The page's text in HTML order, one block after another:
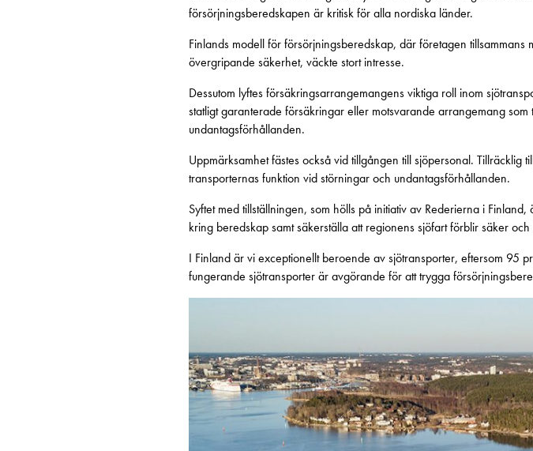
försörjningsberedskapen är kritisk för alla nordiska länder.
Finlands modell för försörjningsberedskap, där företagen
övergripande säkerhet, väckte stort intresse.
Dessutom lyftes försäkringsarrangemangens viktiga roll inom
statligt garanterade försäkringar eller motsvarande arrangemang
undantagsförhållanden.
Uppmärksamhet fästes också vid tillgången till sjöpersonal.
transporternas funktion vid störningar och undantagsförhållanden.
Syftet med tillställningen, som hölls på initiativ av Rederierna i
kring beredskap samt säkerställa att regionens sjöfart förblir säker
I Finland är vi exceptionellt beroende av sjötransporter, eftersom 95
fungerande sjötransporter är avgörande för att trygga